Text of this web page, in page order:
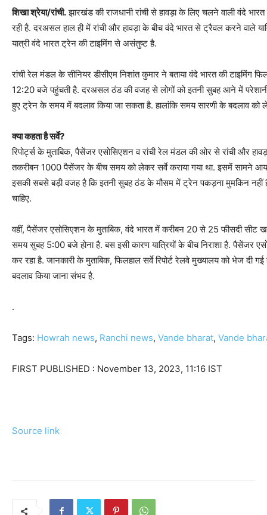
शिखा श्रेया/रांची.झारखंड की राजधानी रांची से हावड़ा के लिए चलने वाली वंदे
रही है. दरअसल हाल ही में रांची और हावड़ा के बीच वंदे भारत से ट्रैवल करने वाले
यात्री वंदे भारत ट्रेन की टाइमिंग से असंतुष्ट है.
रांची रेल मंडल के सीनियर डीसीएम निशांत कुमार ने बताया वंदे भारत की टाइमिंग
12:20 बजे पहुंचती है. दरअसल ठंड की वजह से लोगों को इतनी सुबह आने में परेशानी
हुए ट्रेन के समय में बदलाव किया जा सकता है. हालांकि समय सारणी के बदलाव को
क्या कहता है सर्वे?
रिपोर्ट्स के मुताबिक, पैसेंजर एसोसिएशन व रांची रेल मंडल की ओर से रांची और
तकरीबन 1000 पैसेंजर के बीच समय को लेकर सर्वे कराया गया था. इसमें सामने
इसकी सबसे बड़ी वजह है कि इतनी सुबह ठंड के मौसम में ट्रेन पकड़ना मुमकिन
चाहिए.
वहीं, पैसेंजर एसोसिएशन के मुताबिक, वंदे भारत में करीबन 20 से 25 फीसदी
समय सुबह 5:00 बजे होना है. बस इसी कारण यात्रियों के बीच निराशा है. पैसेंजर
कर रहा है. जानकारी के मुताबिक, फिलहाल सर्वे रिपोर्ट रेलवे मुख्यालय को भेज दी
बदलाव किया जाना संभव है.
.
Tags: Howrah news, Ranchi news, Vande bharat, Vande
FIRST PUBLISHED : November 13, 2023, 11:16 IST
Source link